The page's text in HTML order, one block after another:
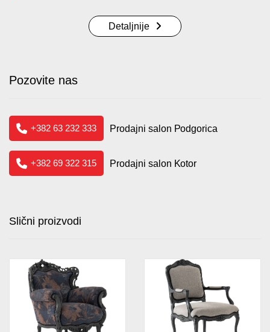
Detaljnije
Pozovite nas
+382 63 232 333 Prodajni salon Podgorica
+382 69 322 315 Prodajni salon Kotor
Slični proizvodi